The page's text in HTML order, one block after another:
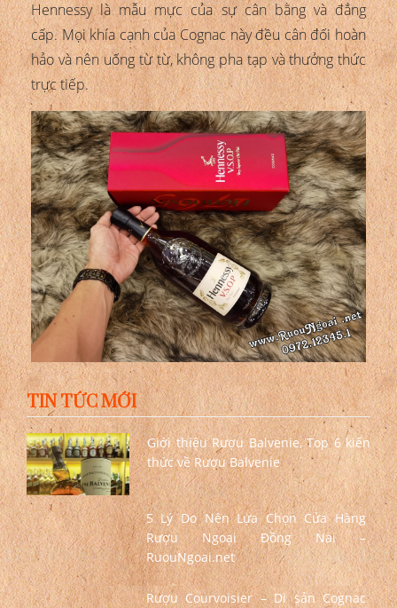
Hennessy là mẫu mực của sự cân bằng và đẳng
cấp. Mọi khía cạnh của Cognac này đều cân đối hoàn
hảo và nên uống từ từ, không pha tạp và thưởng thức
trực tiếp.
TIN TỨC MỚI
Giới thiệu Rượu Balvenie, Top 6 kiến
thức về Rượu Balvenie
5 Lý Do Nên Lựa Chọn Cửa Hàng
Rượu Ngoại Đồng Nai –
RuouNgoai.net
Rượu Courvoisier – Di sản Cognac